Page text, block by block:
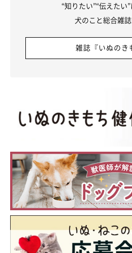
“知りたい”“伝えたい
犬のこと総合雑誌
雑誌『いぬのき